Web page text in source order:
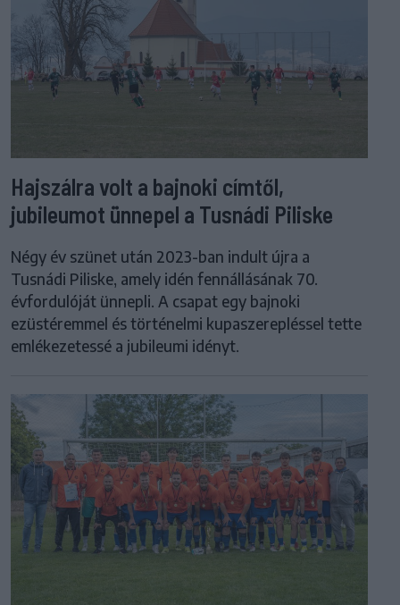
Hajszálra volt a bajnoki címtől,
jubileumot ünnepel a Tusnádi Piliske
Négy év szünet után 2023-ban indult újra a
Tusnádi Piliske, amely idén fennállásának 70.
évfordulóját ünnepli. A csapat egy bajnoki
ezüstéremmel és történelmi kupaszerepléssel tette
emlékezetessé a jubileumi idényt.